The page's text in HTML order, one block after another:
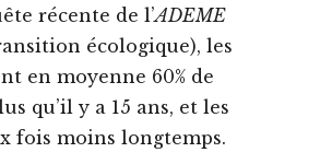
récente de l’ADEME
écologique), les
en moyenne 60% de
qu’il y a 15 ans, et les
fois moins longtemps.